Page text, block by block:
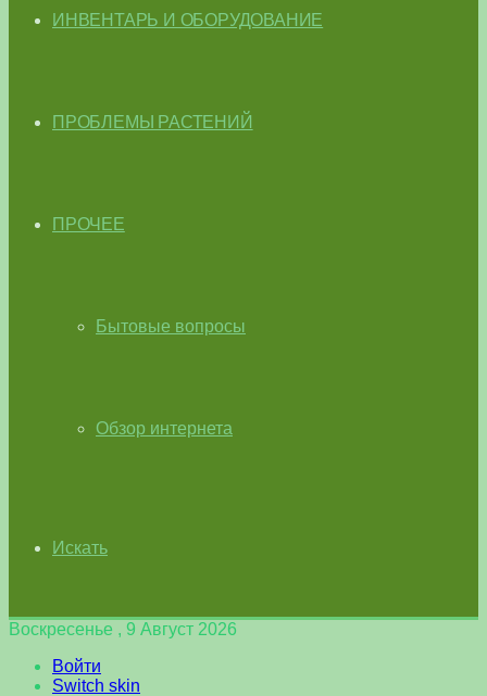
ИНВЕНТАРЬ И ОБОРУДОВАНИЕ
ПРОБЛЕМЫ РАСТЕНИЙ
ПРОЧЕЕ
Бытовые вопросы
Обзор интернета
Искать
Воскресенье , 9 Август 2026
Войти
Switch skin